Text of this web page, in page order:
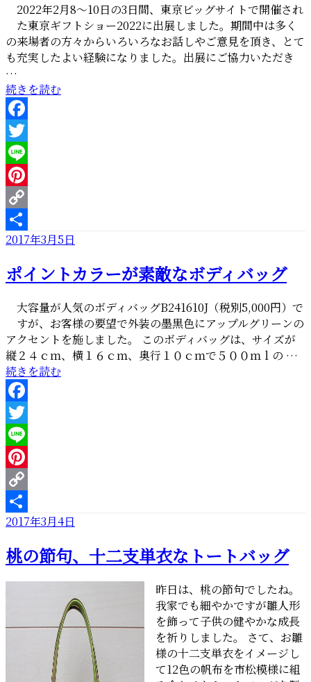
2022年2月8～10日の3日間、東京ビッグサイトで開催され
た東京ギフトショー2022に出展しました。期間中は多く
の来場者の方々からいろいろなお話しやご意見を頂き、とて
も充実したよい経験になりました。出展にご協力いただき
…
“東
京
ギ
フ
ト
シ
ョ
ー
2022
に
出
展
し
た”
の
続きを読む
Facebook
Twitter
Line
Pinterest
Copy
Link
共
有
投
日:
2017年3月5日
ポイントカラーが素敵なボディバッグ
大容量が人気のボディバッグB241610J（税別5,000円）で
すが、お客様の要望で外装の墨黒色にアップルグリーンの
アクセントを施しました。 このボディバッグは、サイズが
縦２４ｃｍ、横１６ｃｍ、奥行１０ｃｍで５００ｍｌの …
“ポ
イ
ン
ト
カ
ラ
ー
が
素
敵
な
ボ
デ
ィ
グ”
続きを読む
Facebook
Twitter
Line
Pinterest
Copy
Link
共
有
投
日:
2017年3月4日
桃の節句、十二支単衣なトートバッグ
昨日は、桃の節句でしたね。
我家でも細やかですが雛人形
を飾って子供の健やかな成長
を祈りしました。 さて、お雛
様の十二支単衣をイメージし
て12色の帆布を市松模様に組